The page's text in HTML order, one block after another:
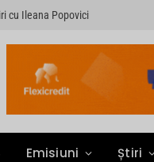
cu Ileana Popovici
Emisiuni Știri